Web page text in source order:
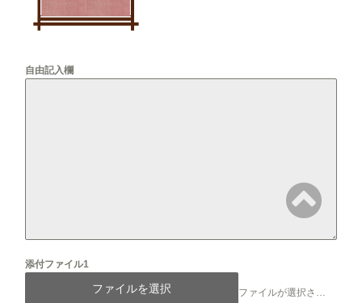
自由記入欄
添付ファイル1
ファイルを選択 ファイルが選択されていません